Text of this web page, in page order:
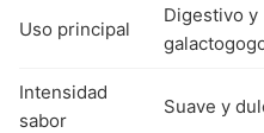
Uso principal
Digestivo y
Intensidad
sabor
Suave y